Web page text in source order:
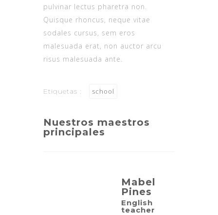
pulvinar lectus pharetra non.
Quisque rhoncus, neque vitae
sodales cursus, sem eros
malesuada erat, non auctor arcu
risus malesuada ante.
Etiquetas : school
Nuestros maestros
principales
Mabel
Pines
English
teacher